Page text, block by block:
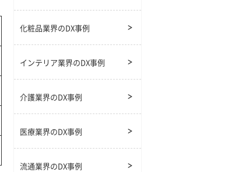
化粧品業界のDX事例
インテリア業界のDX事例
介護業界のDX事例
医療業界のDX事例
流通業界のDX事例